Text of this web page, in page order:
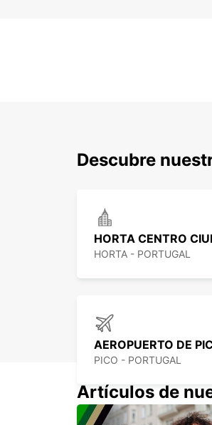
Descubre
HORTA CENTRO
HORTA - PORTUGAL
AEROPUERTO DE
PICO - PORTUGAL
Artículos de